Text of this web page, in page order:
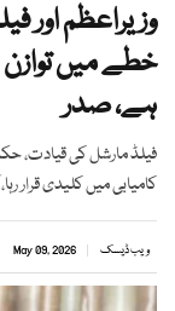
وزیراعظم اور
خطے میں توازن
ہے، صدر
فیلڈ مارشل کی قیادت،
کامیابی میں کلیدی قرار
ویب ڈیسک May 09, 2026